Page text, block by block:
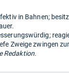
in Bahnen;
Zweige zwingen
Redaktion.